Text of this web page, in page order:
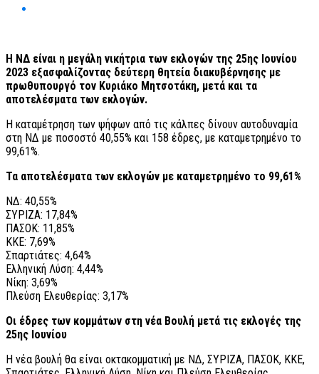
Η ΝΔ είναι η μεγάλη νικήτρια των εκλογών της 25ης Ιουνίου
2023 εξασφαλίζοντας δεύτερη θητεία διακυβέρνησης με
πρωθυπουργό τον Κυριάκο Μητσοτάκη, μετά και τα
αποτελέσματα των εκλογών.
Η καταμέτρηση των ψήφων από τις κάλπες δίνουν αυτοδυναμία
στη ΝΔ με ποσοστό 40,55% και 158 έδρες, με καταμετρημένο το
99,61%.
Τα αποτελέσματα των εκλογών με καταμετρημένο το 99,61%
ΝΔ: 40,55%
ΣΥΡΙΖΑ: 17,84%
ΠΑΣΟΚ: 11,85%
ΚΚΕ: 7,69%
Σπαρτιάτες: 4,64%
Ελληνική Λύση: 4,44%
Νίκη: 3,69%
Πλεύση Ελευθερίας: 3,17%
Οι έδρες των κομμάτων στη νέα Βουλή μετά τις εκλογές της
25ης Ιουνίου
Η νέα βουλή θα είναι οκτακομματική με ΝΔ, ΣΥΡΙΖΑ, ΠΑΣΟΚ, ΚΚΕ,